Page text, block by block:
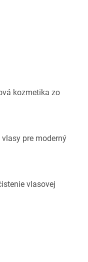
kozmetika zo
pre moderný
vlasovej